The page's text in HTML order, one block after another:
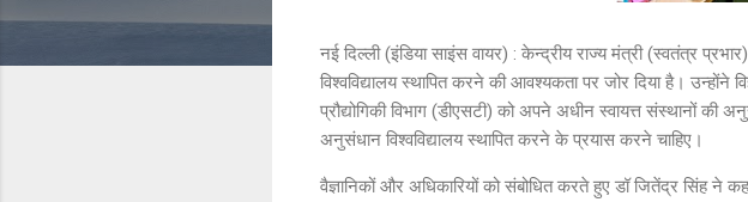
नई दिल्ली (इंडिया साइंस वायर) : केन्द्रीय राज्य मंत्री (स्वतंत्र
विश्वविद्यालय स्थापित करने की आवश्यकता पर जोर दिया है। उन्होंने
प्रौद्योगिकी विभाग (डीएसटी) को अपने अधीन स्वायत्त संस्थानों की
अनुसंधान विश्वविद्यालय स्थापित करने के प्रयास करने चाहिए।
वैज्ञानिकों और अधिकारियों को संबोधित करते हुए डॉ जितेंद्र सिंह